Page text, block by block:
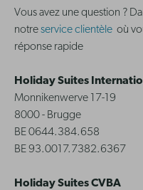
Vous avez une question ?
notreservice clientèle où
réponse rapide
Holiday Suites
Monnikenwerve 17-19
8000 - Brugge
BE 0644.384.658
BE 93.0017.7382.6367
Holiday Suites CVBA